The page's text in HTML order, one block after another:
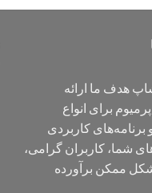
هدف ما ارائه
برای انواع
کاربردی
شما، کاربران گرامی،
شکل ممکن برآورده